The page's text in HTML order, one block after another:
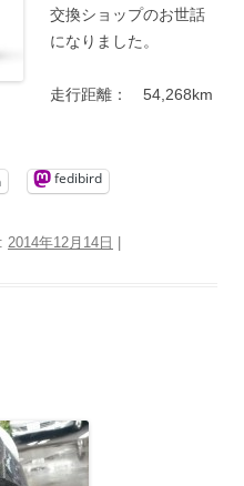
交換ショップのお世話
になりました。
走行距離： 54,268km
fedibird
2014年12月14日 |